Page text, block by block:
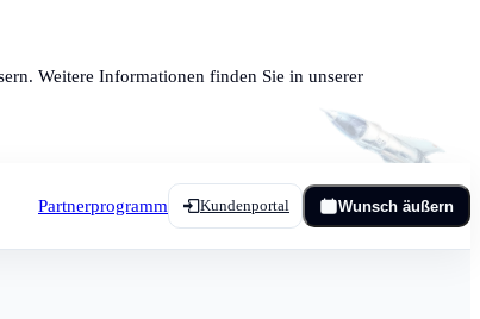
Weitere Informationen finden Sie in unserer
Partnerprogramm Kundenportal Wunsch äußern